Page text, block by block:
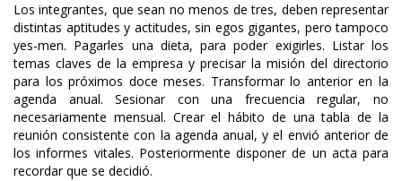
Los integrantes, que sean no menos de tres, deben representar
distintas aptitudes y actitudes, sin egos gigantes, pero tampoco
yes-men. Pagarles una dieta, para poder exigirles. Listar los
temas claves de la empresa y precisar la misión del directorio
para los próximos doce meses. Transformar lo anterior en la
agenda anual. Sesionar con una frecuencia regular, no
necesariamente mensual. Crear el hábito de una tabla de la
reunión consistente con la agenda anual, y el envió anterior de
los informes vitales. Posteriormente disponer de un acta para
recordar que se decidió.